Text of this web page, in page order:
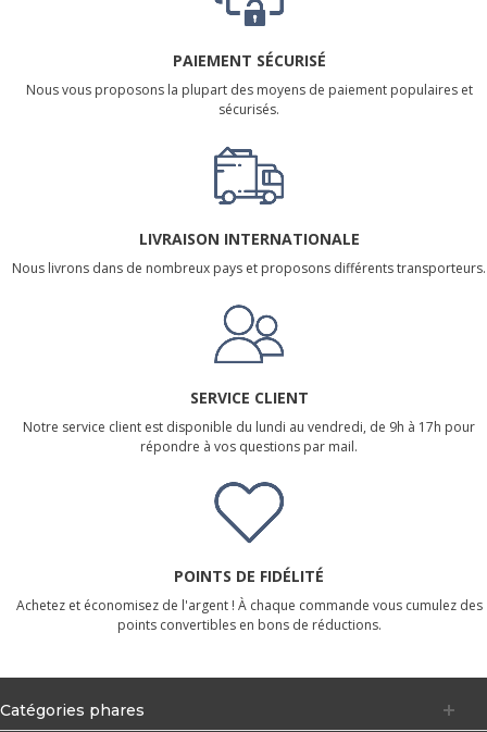
PAIEMENT SÉCURISÉ
Nous vous proposons la plupart des moyens de paiement populaires et
sécurisés.
LIVRAISON INTERNATIONALE
Nous livrons dans de nombreux pays et proposons différents transporteurs.
SERVICE CLIENT
Notre service client est disponible du lundi au vendredi, de 9h à 17h pour
répondre à vos questions par mail.
POINTS DE FIDÉLITÉ
Achetez et économisez de l'argent ! À chaque commande vous cumulez des
points convertibles en bons de réductions.
Catégories phares